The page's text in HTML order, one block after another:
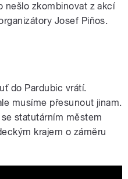
nešlo zkombinovat z akcí
Josef Piňos.
do Pardubic vrátí.
musíme přesunout jinam.
statutárním městem
krajem o záměru